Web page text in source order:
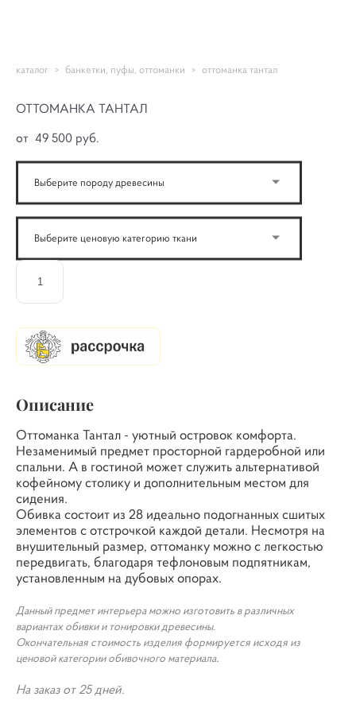
каталог > банкетки, пуфы, оттоманки > оттоманка тантал
ОТТОМАНКА ТАНТАЛ
от 49 500 pуб.
Выберите породу древесины
Выберите ценовую категорию ткани
Описание
Оттоманка Тантал - уютный островок комфорта.
Незаменимый предмет просторной гардеробной или
спальни. А в гостиной может служить альтернативой
кофейному столику и дополнительным местом для
сидения.
Обивка состоит из 28 идеально подогнанных сшитых
элементов с отстрочкой каждой детали. Несмотря на
внушительный размер, оттоманку можно с легкостью
передвигать, благодаря тефлоновым подпятникам,
установленным на дубовых опорах.
Данный предмет интерьера можно изготовить в различных
вариантах обивки и тонировки древесины.
Окончательная стоимость изделия формируется исходя из
ценовой категории обивочного материала.
На заказ от 25 дней.